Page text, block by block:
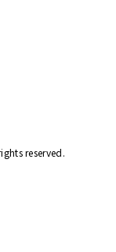
reserved.